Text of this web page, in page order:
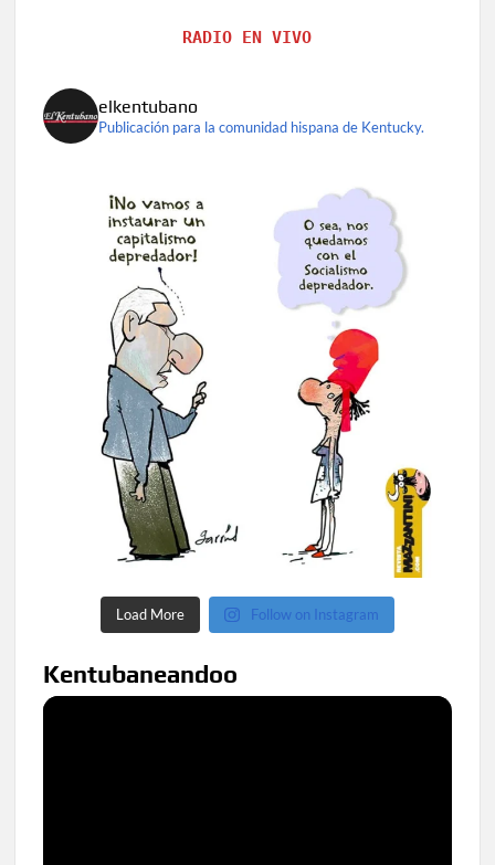
RADIO EN VIVO
elkentubano
Publicación para la comunidad hispana de Kentucky.
Load More Follow on Instagram
Kentubaneandoo